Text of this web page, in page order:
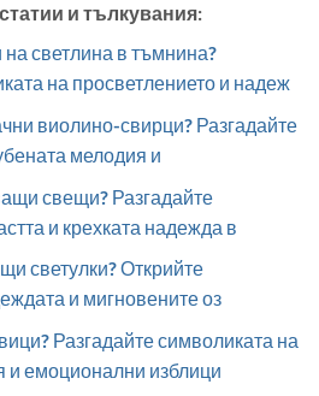
и тълкувания:
светлина в тъмнина?
на просветлението и надеж
виолино-свирци? Разгадайте
мелодия и
свещи? Разгадайте
и крехката надежда в
светулки? Открийте
и мигновените оз
Разгадайте символиката на
и емоционални изблици